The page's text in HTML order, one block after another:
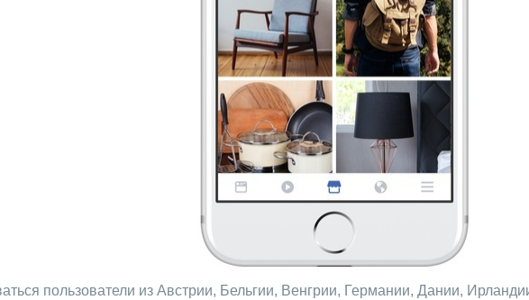
пользователи из Австрии, Бельгии, Венгрии, Германии, Дании,